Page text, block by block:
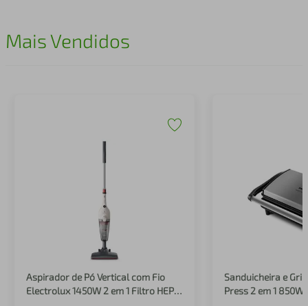
Mais Vendidos
Aspirador de Pó Vertical com Fio
Electrolux 1450W 2 em 1 Filtro HEPA
Sanduicheira e
Press 2 em 1 850W